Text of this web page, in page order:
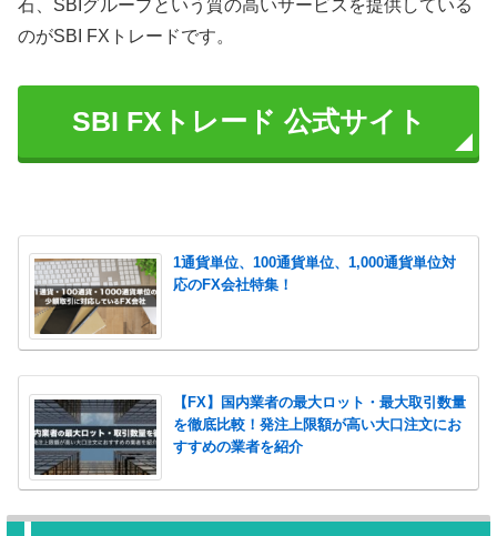
石、SBIグループという質の高いサービスを提供している
のがSBI FXトレードです。
SBI FXトレード 公式サイト
1通貨単位、100通貨単位、1,000通貨単位対
応のFX会社特集！
【FX】国内業者の最大ロット・最大取引数量
を徹底比較！発注上限額が高い大口注文にお
すすめの業者を紹介